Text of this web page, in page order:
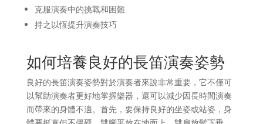
克服演奏中的挑戰和困難
持之以恆提升演奏技巧
如何培養良好的長笛演奏姿勢
良好的長笛演奏姿勢對於演奏者來說非常重要，它不僅可
以幫助演奏者更好地掌握樂器，還可以減少因長時間演奏
而帶來的身體不適。首先，要保持良好的坐姿或站姿，身